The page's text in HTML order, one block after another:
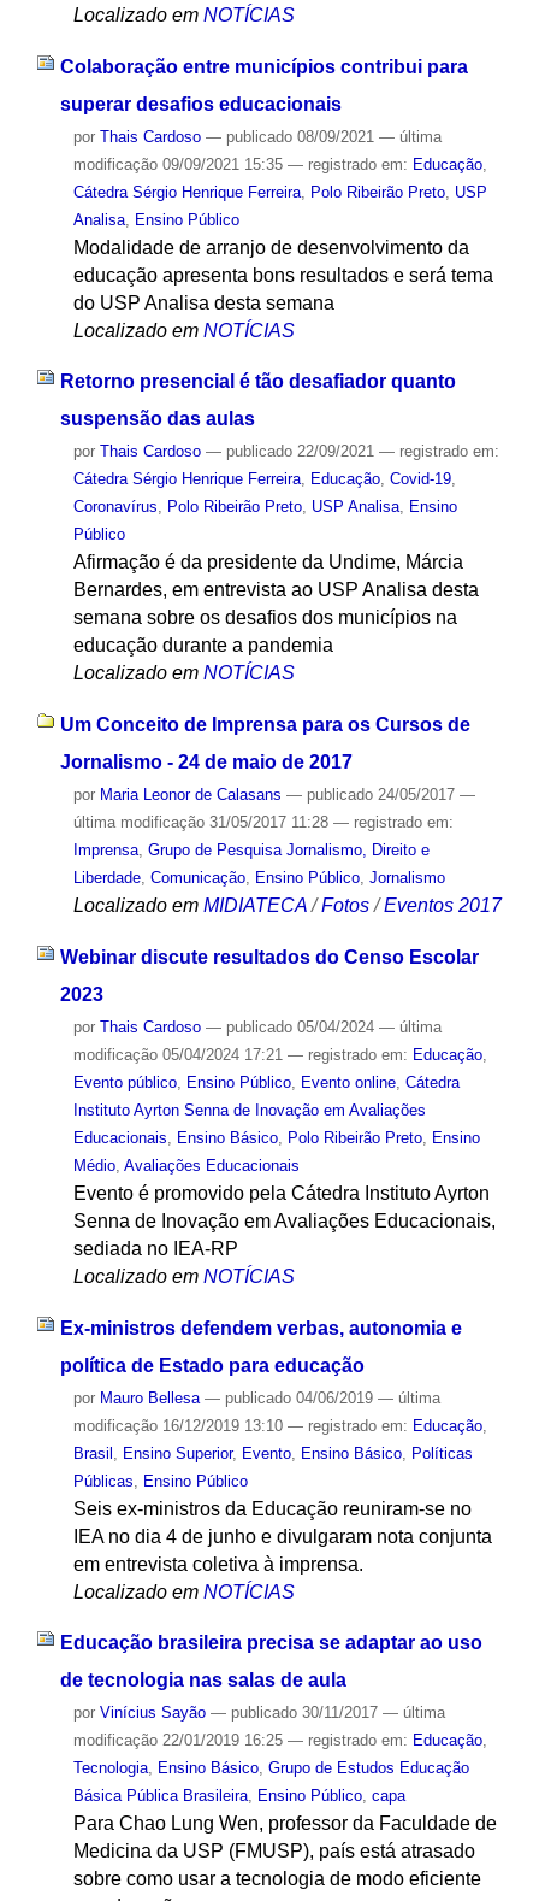
Localizado em NOTÍCIAS
Colaboração entre municípios contribui para
superar desafios educacionais
por Thais Cardoso — publicado08/09/2021 — última
modificação09/09/2021 15:35 — registrado em: Educação,
Cátedra Sérgio Henrique Ferreira, Polo Ribeirão Preto, USP
Analisa, Ensino Público
Modalidade de arranjo de desenvolvimento da
educação apresenta bons resultados e será tema
do USP Analisa desta semana
Localizado em NOTÍCIAS
Retorno presencial é tão desafiador quanto
suspensão das aulas
por Thais Cardoso — publicado22/09/2021 — registrado em:
Cátedra Sérgio Henrique Ferreira, Educação, Covid-19,
Coronavírus, Polo Ribeirão Preto, USP Analisa, Ensino
Público
Afirmação é da presidente da Undime, Márcia
Bernardes, em entrevista ao USP Analisa desta
semana sobre os desafios dos municípios na
educação durante a pandemia
Localizado em NOTÍCIAS
Um Conceito de Imprensa para os Cursos de
Jornalismo - 24 de maio de 2017
por Maria Leonor de Calasans — publicado24/05/2017 —
última modificação31/05/2017 11:28 — registrado em:
Imprensa, Grupo de Pesquisa Jornalismo, Direito e
Liberdade, Comunicação, Ensino Público, Jornalismo
Localizado em MIDIATECA /Fotos /Eventos 2017
Webinar discute resultados do Censo Escolar
2023
por Thais Cardoso — publicado05/04/2024 — última
modificação05/04/2024 17:21 — registrado em: Educação,
Evento público, Ensino Público, Evento online, Cátedra
Instituto Ayrton Senna de Inovação em Avaliações
Educacionais
Ensino Básico, Polo Ribeirão Preto,
Ensino
Médio, Avaliações Educacionais
Evento é promovido pela Cátedra Instituto Ayrton
Senna de Inovação em Avaliações Educacionais,
sediada no IEA-RP
Localizado em NOTÍCIAS
Ex-ministros defendem verbas, autonomia e
política de Estado para educação
por Mauro Bellesa — publicado04/06/2019 — última
modificação16/12/2019 13:10 — registrado em: Educação,
Brasil
Ensino Superior, Evento, Ensino Básico, Políticas
Públicas
Ensino Público
Seis ex-ministros da Educação reuniram-se no
IEA no dia 4 de junho e divulgaram nota conjunta
em entrevista coletiva à imprensa.
Localizado em NOTÍCIAS
Educação brasileira precisa se adaptar ao uso
de tecnologia nas salas de aula
por Vinícius Sayão — publicado30/11/2017 — última
modificação22/01/2019 16:25 — registrado em: Educação,
Tecnologia, Ensino Básico, Grupo de Estudos Educação
Básica Pública Brasileira, Ensino Público, capa
Para Chao Lung Wen, professor da Faculdade de
Medicina da USP (FMUSP), país está atrasado
sobre como usar a tecnologia de modo eficiente